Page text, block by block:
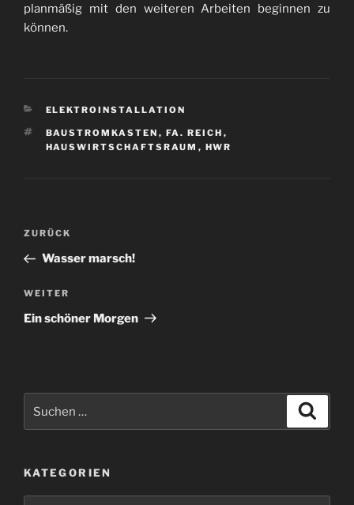
planmäßig mit den weiteren Arbeiten beginnen zu
können.
KATEGORIEN
ELEKTROINSTALLATION
SCHLAGWÖRTER
BAUSTROMKASTEN , FA. REICH ,
HAUSWIRTSCHAFTSRAUM , HWR
Beitragsnavigation
Vorheriger
Beitrag
ZURÜCK
Wasser marsch!
Nächster
Beitrag
WEITER
Ein schöner Morgen
nach:
KATEGORIEN